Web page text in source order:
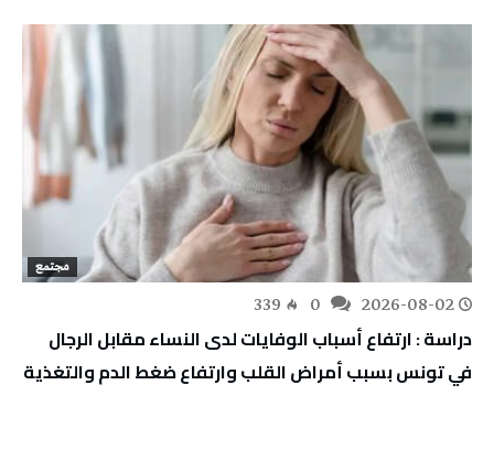
مجتمع
2026-08-02
339
دراسة : ارتفاع أسباب الوفايات لدى النساء مقابل الرجال
في تونس بسبب أمراض القلب وارتفاع ضغط الدم والتغذية